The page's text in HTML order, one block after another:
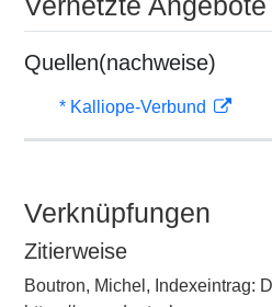
Quellen(nachweise)
* Kalliope-Verbund
Verknüpfungen
Zitierweise
Boutron, Michel, Indexeintrag: